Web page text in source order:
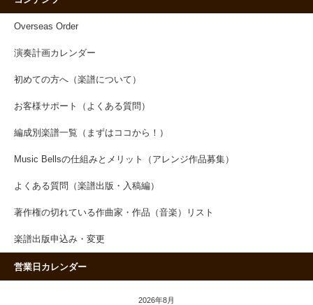
Overseas Order
演奏計画カレンダー
初めての方へ（楽譜について）
お客様サポート（よくある質問）
編成別楽譜一覧（まずはココから！）
Music Bellsの仕組みとメリット（アレンジ作品募集）
よくある質問（楽譜出版・入稿編）
著作権の切れている作曲家・作品（音楽）リスト
楽譜出版申込み・変更
営業日カレンダー
2026年8月